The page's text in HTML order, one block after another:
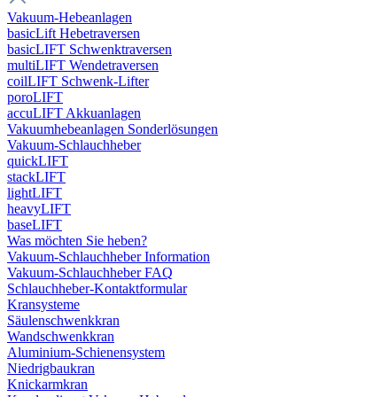
Vakuum-Hebeanlagen
basicLift Hebetraversen
basicLIFT Schwenktraversen
multiLIFT Wendetraversen
coilLIFT Schwenk-Lifter
poroLIFT
accuLIFT Akkuanlagen
Vakuumhebeanlagen Sonderlösungen
Vakuum-Schlauchheber
quickLIFT
stackLIFT
lightLIFT
heavyLIFT
baseLIFT
Was möchten Sie heben?
Vakuum-Schlauchheber Information
Vakuum-Schlauchheber FAQ
Schlauchheber-Kontaktformular
Kransysteme
Säulenschwenkkran
Wandschwenkkran
Aluminium-Schienensystem
Niedrigbaukran
Knickarmkran